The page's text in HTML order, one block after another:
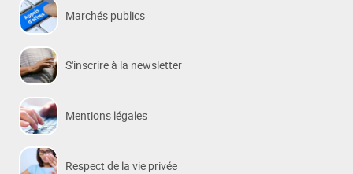
Marchés publics
S'inscrire à la newsletter
Mentions légales
Respect de la vie privée